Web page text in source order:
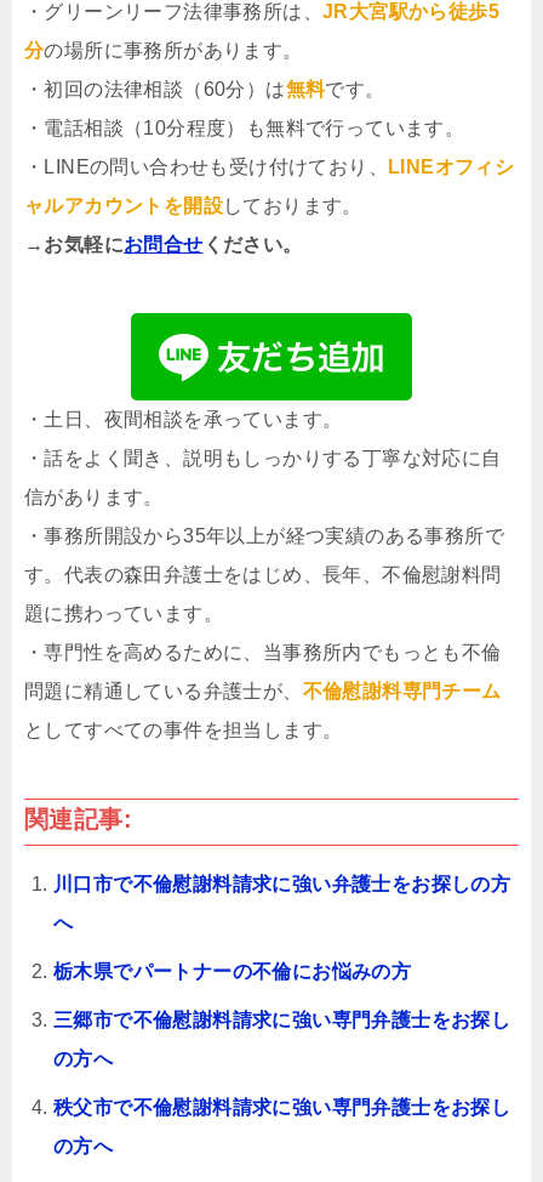
・グリーンリーフ法律事務所は、 JR大宮駅から徒歩5
分の場所に事務所があります。
・初回の法律相談（60分）は無料です。
・電話相談（10分程度）も無料で行っています。
・LINEの問い合わせも受け付けており、
LINEオフィシ
ャルアカウントを開設しております。
→お気軽にお問合せ ください。
・土日、夜間相談を承っています。
・話をよく聞き、説明もしっかりする丁寧な対応に自
信があります。
・事務所開設から35年以上が経つ実績のある事務所で
す。代表の森田弁護士をはじめ、長年、不倫慰謝料問
題に携わっています。
・専門性を高めるために、当事務所内でもっとも不倫
問題に精通している弁護士が、 不倫慰謝料専門チーム
としてすべての事件を担当します。
関連記事:
川口市で不倫慰謝料請求に強い弁護士をお探しの方
へ
栃木県でパートナーの不倫にお悩みの方
三郷市で不倫慰謝料請求に強い専門弁護士をお探し
の方へ
秩父市で不倫慰謝料請求に強い専門弁護士をお探し
の方へ